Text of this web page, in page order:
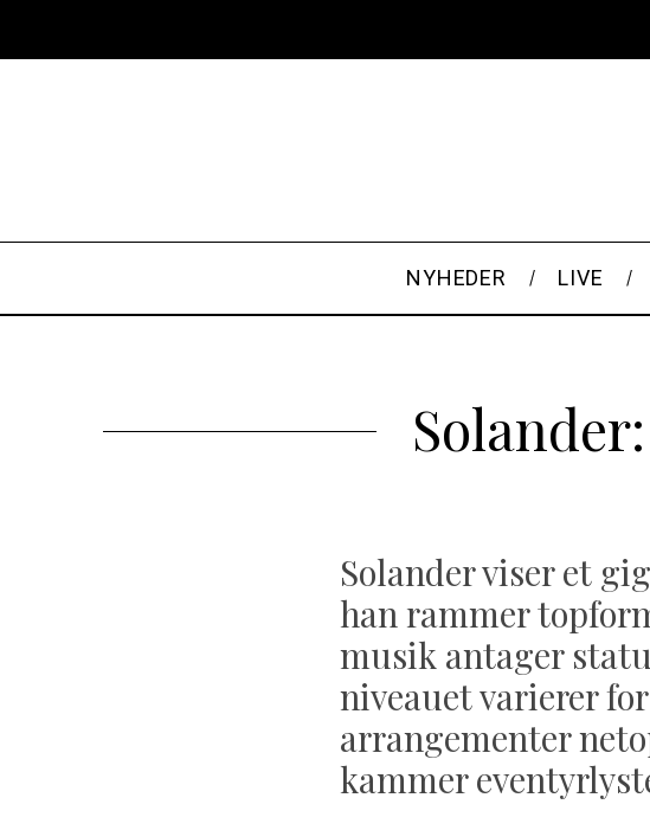
NYHEDER LIVE
Solander viser et
han rammer
musik antager
niveauet varierer
arrangementer
kammer